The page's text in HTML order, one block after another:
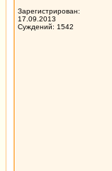
Зарегистрирован:
17.09.2013
Суждений: 1542